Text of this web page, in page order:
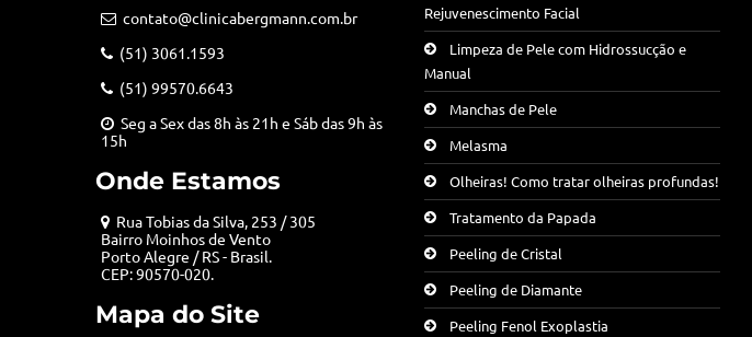
contato@clinicabergmann.com.br
(51) 3061.1593
(51) 99570.6643
Seg a Sex das 8h às 21h e Sáb das 9h às
15h
Onde Estamos
Rua Tobias da Silva, 253 / 305
Bairro Moinhos de Vento
Porto Alegre / RS - Brasil.
CEP: 90570-020.
Mapa do Site
Rejuvenescimento Facial
Limpeza de Pele com Hidrossucção e
Manual
Manchas de Pele
Melasma
Olheiras! Como tratar olheiras profundas!
Tratamento da Papada
Peeling de Cristal
Peeling de Diamante
Peeling Fenol Exoplastia